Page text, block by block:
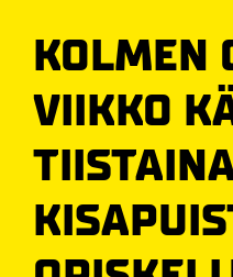
KOLMEN
VIIKKO